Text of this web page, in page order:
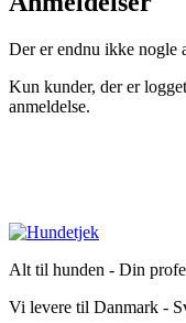
Der er endnu ikke nogle
Kun kunder, der er
anmeldelse.
Alt til hunden - Din
Vi levere til Danmark -